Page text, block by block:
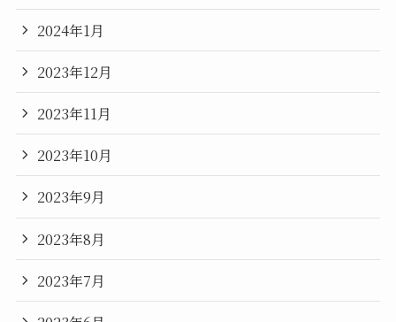
2024年1月
2023年12月
2023年11月
2023年10月
2023年9月
2023年8月
2023年7月